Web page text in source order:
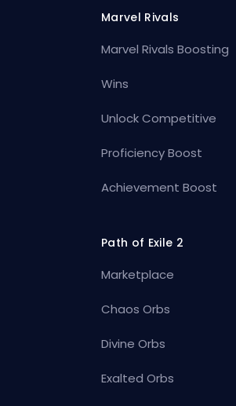
Marvel Rivals
Marvel Rivals Boosting
Wins
Unlock Competitive
Proficiency Boost
Achievement Boost
Path of Exile 2
Marketplace
Chaos Orbs
Divine Orbs
Exalted Orbs